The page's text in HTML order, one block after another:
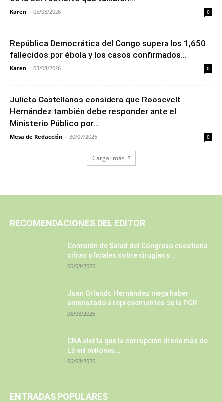
Karen - 05/08/2026 0
República Democrática del Congo supera los 1,650
fallecidos por ébola y los casos confirmados...
Karen - 03/08/2026 0
Julieta Castellanos considera que Roosevelt
Hernández también debe responder ante el
Ministerio Público por...
Mesa de Redacción - 30/07/2026 0
Cargar más
RECOMENDACIONES DEL EDITOR
Comisión de Salud del Congreso cuestiona
cifras oficiales sobre cirugías y...
06/08/2026
Juan Orlando Hernández niega haber
amenazado a representantes de la PGR...
06/08/2026
CNA alerta que la corrupción drena más de
L3 mil millones...
06/08/2026
ENTRADAS POPULARES